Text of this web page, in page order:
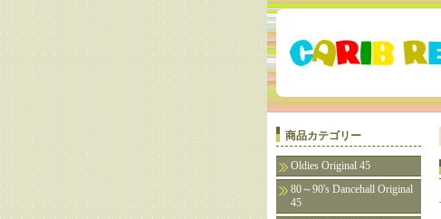
商品カテゴリー
Oldies Original 45
80～90's Dancehall Original
45